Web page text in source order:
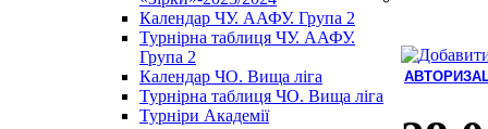
Календар ЧУ. ААФУ. Група 2
Турнірна таблиця ЧУ. ААФУ.
Група 2
Календар ЧО. Вища ліга
Турнірна таблиця ЧО. Вища ліга
Турніри Академії